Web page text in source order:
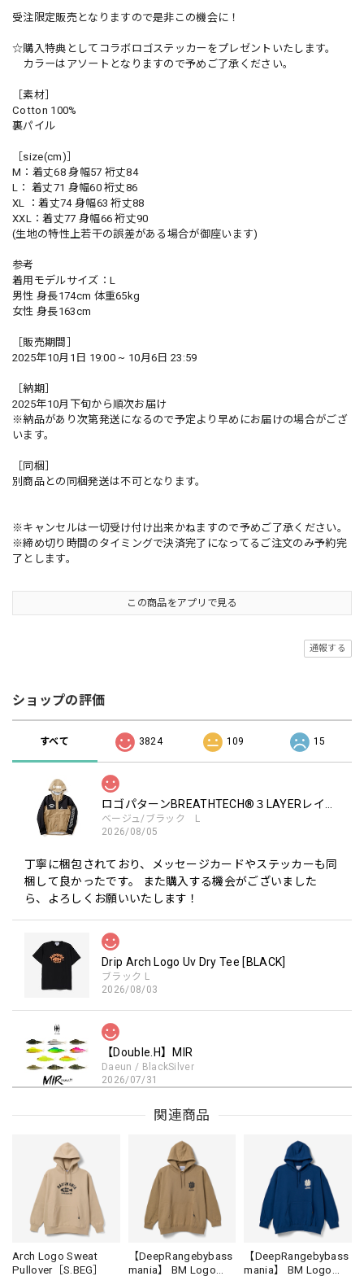
受注限定販売となりますので是非この機会に！
☆購入特典としてコラボロゴステッカーをプレゼントいたします。
カラーはアソートとなりますので予めご了承ください。
［素材］
Cotton 100%
裏パイル
［size(cm)］
M：着丈68 身幅57 裄丈84
L： 着丈71 身幅60 裄丈86
XL ：着丈74 身幅63 裄丈88
XXL：着丈77 身幅66 裄丈90
(生地の特性上若干の誤差がある場合が御座います)
参考
着用モデルサイズ：L
男性 身長174cm 体重65kg
女性 身長163cm
［販売期間］
2025年10月1日 19:00 ~ 10月6日 23:59
［納期］
2025年10月下旬から順次お届け
※納品があり次第発送になるので予定より早めにお届けの場合がござ
います。
［同梱］
別商品との同梱発送は不可となります。
※キャンセルは一切受け付け出来かねますので予めご了承ください。
※締め切り時間のタイミングで決済完了になってるご注文のみ予約完
了とします。
この商品をアプリで見る
通報する
ショップの評価
すべて 3824 109 15
ロゴパターンBREATHTECH®３LAYERレインジャケット［BEG/BLK］
ベージュ/ブラック L
2026/08/05
丁寧に梱包されており、メッセージカードやステッカーも同
梱して良かったです。 また購入する機会がございました
ら、よろしくお願いいたします！
Drip Arch Logo Uv Dry Tee [BLACK]
ブラック L
2026/08/03
【Double.H】MIR
Daeun / BlackSilver
2026/07/31
MIR届きました。発送まで迅速に対応して頂きありがとうご
【Seamania】Uv Rush Cool Logo Zip Parka［BLK］［LIMITED］
ブラック L
2026/07/30
発送も早く着心地最高！！！！ セットアップで短パンも買
えば良かった！！
関連商品
Arch Logo Sweat
Pullover［S.BEG］
【DeepRangebybass
mania】 BM Logo
【DeepRangebybass
mania】 BM Logo